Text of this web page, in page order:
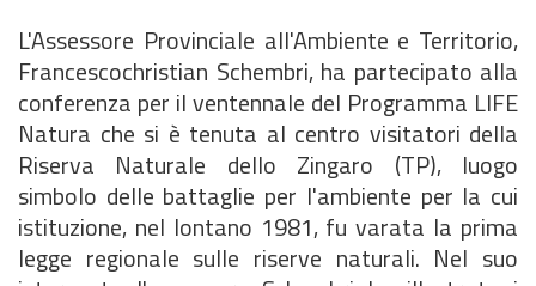
L'Assessore Provinciale all'Ambiente e Territorio,
Francescochristian Schembri, ha partecipato alla
conferenza per il ventennale del Programma LIFE
Natura che si è tenuta al centro visitatori della
Riserva Naturale dello Zingaro (TP), luogo
simbolo delle battaglie per l'ambiente per la cui
istituzione, nel lontano 1981, fu varata la prima
legge regionale sulle riserve naturali. Nel suo